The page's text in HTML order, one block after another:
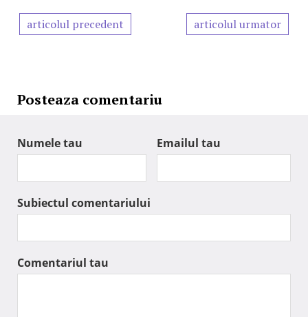
articolul precedent articolul urmator
Posteaza comentariu
Numele tau Emailul tau
Subiectul comentariului
Comentariul tau